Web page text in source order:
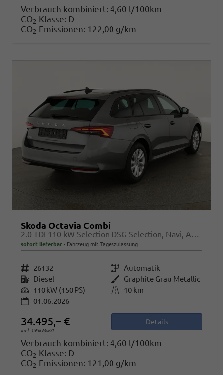
Verbrauch kombiniert: 4,60 l/100km
CO2-Klasse: D
CO2-Emissionen: 122,00 g/km
Skoda Octavia Combi
2.0 TDI 110 kW Selection DSG Selection, Navi, AHK, el. Klappe, 5-J Garantie
sofort lieferbar Fahrzeug mit Tageszulassung
Fahrzeugnr. 26132 Getriebe Automatik
Kraftstoff Diesel Außenfarbe Graphite Grau Metallic
Leistung 110 kW (150 PS) Kilometerstand
10 km
01.06.2026
34.495,– €
incl. 19% MwSt.
Details
Verbrauch kombiniert: 4,60 l/100km
CO2-Klasse: D
CO2-Emissionen: 121,00 g/km